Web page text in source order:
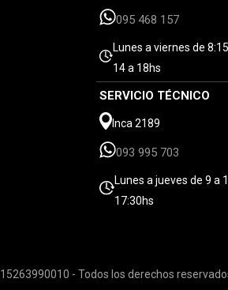
095 468 157
Lunes a viernes de
14 a 18hs
SERVICIO TÉCNICO
Inca 2189
093 995 703
Lunes a jueves de 9 a
17:30hs
- Todos los derechos